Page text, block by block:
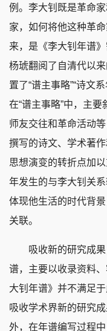
例。李大钊既是革命
家，如何将他这种革
来，是《李大钊年谱
杨琥翻阅了自清代以
置了“谱主事略”“诗文
在“谱主事略”中，主要
师友交往和革命活动
撰写的诗文、学术著
思想演变的转折点加
年发生的与李大钊关
体现他生活的时代背
关联。
吸收新的研究成果
谱，主要以收录资料
大钊年谱》并不满足
吸收学术界新的研究
外，在年谱编写过程